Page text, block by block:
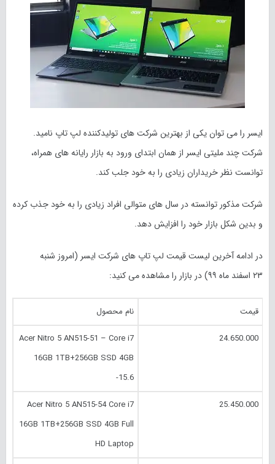
ایسر را می توان یکی از بهترین شرکت های تولیدکننده لپ تاپ نامید.
شرکت چند ملیتی ایسر از همان ابتدای ورود به بازار رایانه های همراه،
توانست نظر خریداران زیادی را به خود جلب کند.
شرکت مذکور توانسته در سال های متوالی افراد زیادی را به خود جذب کرده
و بدین شکل بازار خود را افزایش دهد.
در ادامه آخرین لیست قیمت لپ تاپ های شرکت ایسر (امروز شنبه
۲۳ اسفند
ماه ۹۹) در بازار را مشاهده می کنید:
قیمت نام محصول
24.650.000
Acer Nitro 5 AN515-51 – Core i7
16GB 1TB+256GB SSD 4GB
-15.6
25.450.000
Acer Nitro 5 AN515-54 Core i7
16GB 1TB+256GB SSD 4GB Full
HD Laptop